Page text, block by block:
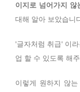
이지로 넘어가지 않
대해 알아 보았습니
'글자처럼 취급' 이
업 할 수 있도록 해
이렇게 원하지 않